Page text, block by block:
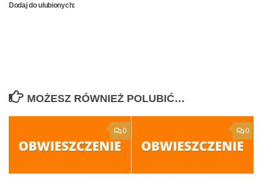
Dodaj do ulubionych:
MOŻESZ RÓWNIEŻ POLUBIĆ…
0 0